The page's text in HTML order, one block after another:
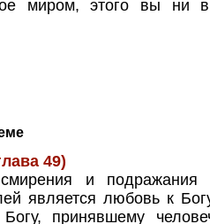
миром, этого вы ни в
49)
и подражания
является любовь к
Богу, принявшему